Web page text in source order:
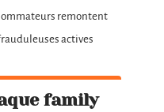
remontent
actives
family